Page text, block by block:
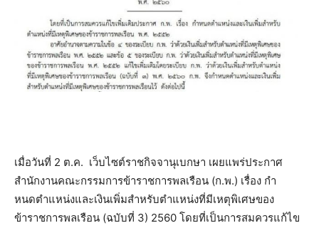
เมื่อวันที่ 2 ต.ค. เว็บไซต์ราชกิจจานุเบกษา เผยแพร่ประกาศ
สำนักงานคณะกรรมการข้าราชการพลเรือน (ก.พ.) เรื่อง กํา
หนดตําแหน่งและเงินเพิ่มสําหรับตําแหน่งที่มีเหตุพิเศษของ
ข้าราชการพลเรือน (ฉบับที่ 3) 2560 โดยที่เป็นการสมควรแก้ไข